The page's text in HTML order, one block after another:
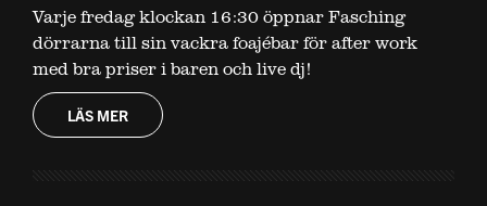
Varje fredag klockan 16:30 öppnar Fasching
dörrarna till sin vackra foajébar för after work
med bra priser i baren och live dj!
LÄS MER